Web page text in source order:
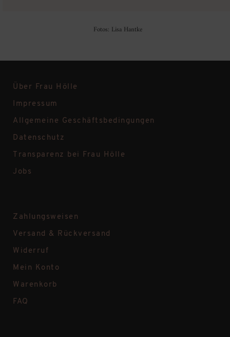
Fotos: Lisa Hantke
Über Frau Hölle
Impressum
Allgemeine Geschäftsbedingungen
Datenschutz
Transparenz bei Frau Hölle
Jobs
Zahlungsweisen
Versand & Rückversand
Widerruf
Mein Konto
Warenkorb
FAQ